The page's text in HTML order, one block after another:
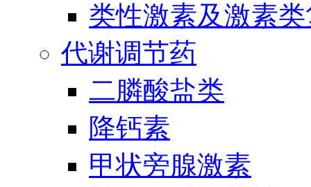
类性激素及激素
代谢调节药
二膦酸盐类
降钙素
甲状旁腺激素